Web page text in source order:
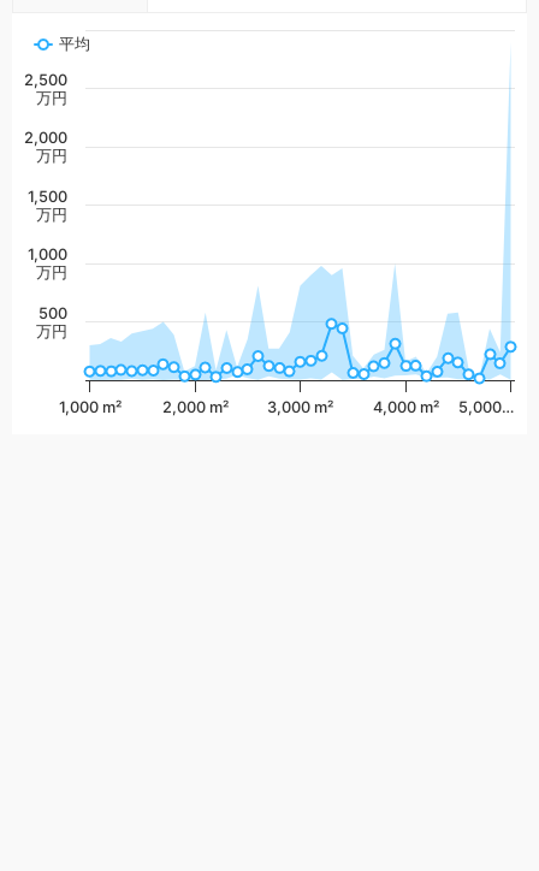
平均
1,000 m² 2,000 m² 3,000 m² 4,000 m² 5,000…
500
万円
1,000
万円
1,500
万円
2,000
万円
2,500
万円